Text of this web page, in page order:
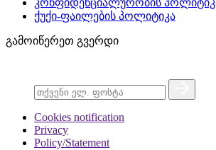
კონფიდენციალურობის
ქუქი-ფაილების პოლიტიკა
გამოიწერეთ გვერდი
Cookies notification
Privacy
Policy/Statement